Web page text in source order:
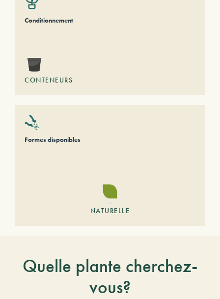
Conditionnement
CONTENEURS
Formes disponibles
NATURELLE
Quelle plante cherchez-
vous?